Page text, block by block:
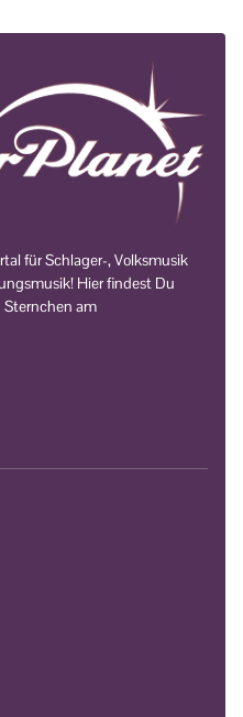
für Schlager-, Volksmusik
Hier findest Du
Sternchen am